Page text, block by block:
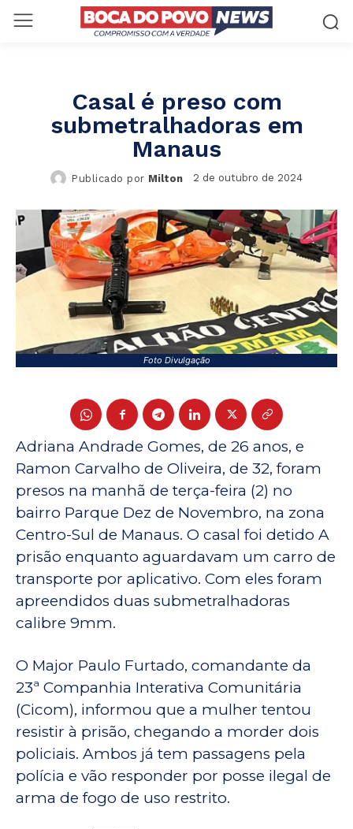
Casal é preso com
submetralhadoras em
Manaus
Publicado por Milton 2 de outubro de 2024
Foto Divulgação
Adriana Andrade Gomes, de 26 anos, e
Ramon Carvalho de Oliveira, de 32, foram
presos na manhã de terça-feira (2) no
bairro Parque Dez de Novembro, na zona
Centro-Sul de Manaus. O casal foi detido A
prisão enquanto aguardavam um carro de
transporte por aplicativo. Com eles foram
apreendidos duas submetralhadoras
calibre 9mm.
O Major Paulo Furtado, comandante da
23ª Companhia Interativa Comunitária
(Cicom), informou que a mulher tentou
resistir à prisão, chegando a morder dois
policiais. Ambos já tem passagens pela
polícia e vão responder por posse ilegal de
arma de fogo de uso restrito.